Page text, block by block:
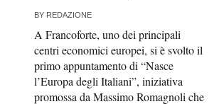
BY REDAZIONE
A Francoforte, uno dei principali
centri economici europei, si è svolto il
primo appuntamento di “Nasce
l’Europa degli Italiani”, iniziativa
promossa da Massimo Romagnoli che